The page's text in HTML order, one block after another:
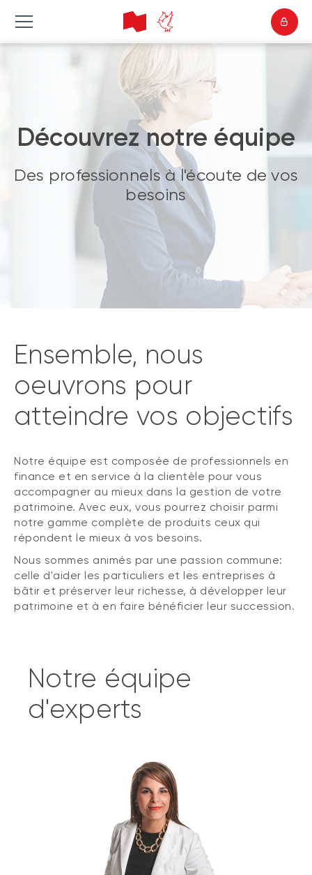
Découvrez notre équipe
Des professionnels à l'écoute de vos
besoins
Ensemble, nous
oeuvrons pour
atteindre vos objectifs
Notre équipe est composée de professionnels en
finance et en service à la clientèle pour vous
accompagner au mieux dans la gestion de votre
patrimoine. Avec eux, vous pourrez choisir parmi
notre gamme complète de produits ceux qui
répondent le mieux à vos besoins.
Nous sommes animés par une passion commune:
celle d'aider les particuliers et les entreprises à
bâtir et préserver leur richesse, à développer leur
patrimoine et à en faire bénéficier leur succession.
Notre équipe
d'experts